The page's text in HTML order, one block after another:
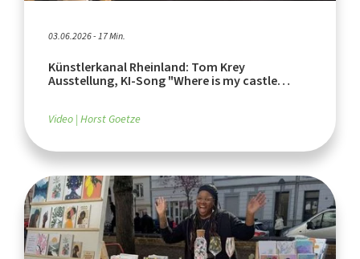
03.06.2026 - 17 Min.
Künstlerkanal Rheinland: Tom Krey
Ausstellung, KI-Song "Where is my castle
Video Horst Goetze